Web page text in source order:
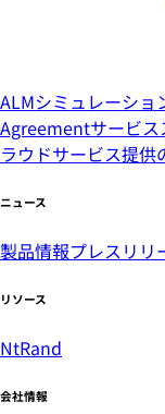
ALMシミュレーショ
Agreementサービ
ラウドサービス提
ニュース
製品情報プレスリリ
リソース
NtRand
会社情報